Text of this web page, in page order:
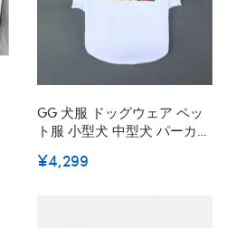
GG 犬服 ドッグウェア ペッ
ト服 小型犬 中型犬 パーカー
ワンちゃん用 ドッグウェア
¥4,299